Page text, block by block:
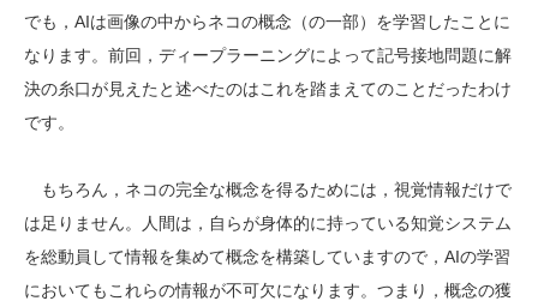
でも，AIは画像の中からネコの概念（の一部）を学習したことに
なります。前回，ディープラーニングによって記号接地問題に解
決の糸口が見えたと述べたのはこれを踏まえてのことだったわけ
です。
もちろん，ネコの完全な概念を得るためには，視覚情報だけで
は足りません。人間は，自らが身体的に持っている知覚システム
を総動員して情報を集めて概念を構築していますので，AIの学習
においてもこれらの情報が不可欠になります。つまり，概念の獲